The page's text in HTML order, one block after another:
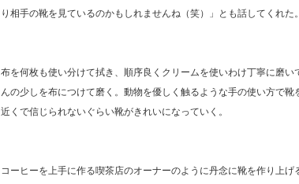
り相手の靴を見ているのかもしれませんね（笑）」とも話してくれ
布を何枚も使い分けて拭き、順序良くクリームを使いわけ丁寧に磨
んの少しを布につけて磨く。動物を優しく触るような手の使い方で
近くで信じられないぐらい靴がきれいになっていく。
コーヒーを上手に作る喫茶店のオーナーのように丹念に靴を作り上